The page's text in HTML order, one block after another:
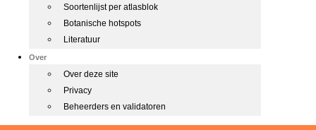
Soortenlijst per atlasblok
Botanische hotspots
Literatuur
Over
Over deze site
Privacy
Beheerders en validatoren